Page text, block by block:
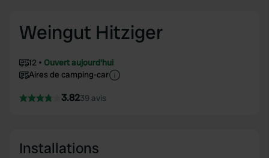
Weingut Hitziger
12
Ouvert aujourd'hui
Aires de camping-car
3.8239 avis
Installations